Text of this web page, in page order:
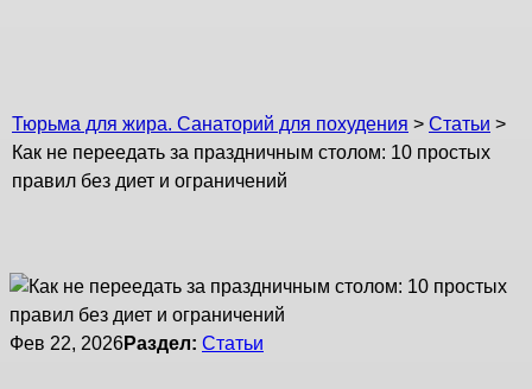
без диет и
ограничений
Тюрьма для жира. Санаторий для похудения > Статьи >
Как не переедать за праздничным столом: 10 простых
правил без диет и ограничений
Фев 22, 2026Раздел: Статьи